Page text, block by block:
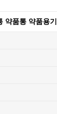
약품통 약품용